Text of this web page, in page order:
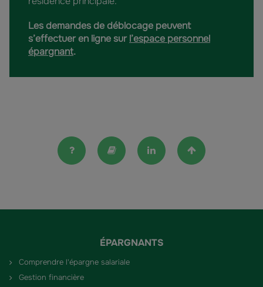
Les demandes de déblocage peuvent
s’effectuer en ligne surl’espace personnel
épargnant.
FAQ Lexique Linkedin Haut de la
ÉPARGNANTS
Comprendre l'épargne salariale
Gestion financière